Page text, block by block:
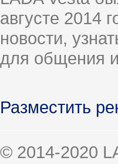
августе 2014
новости,
для общения
Разместить
© 2014-2020